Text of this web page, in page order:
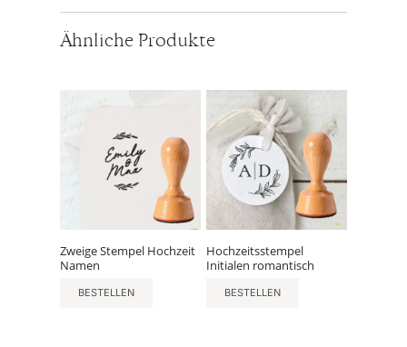
Ähnliche Produkte
Zweige Stempel Hochzeit
Namen
BESTELLEN
Hochzeitsstempel
Initialen romantisch
BESTELLEN